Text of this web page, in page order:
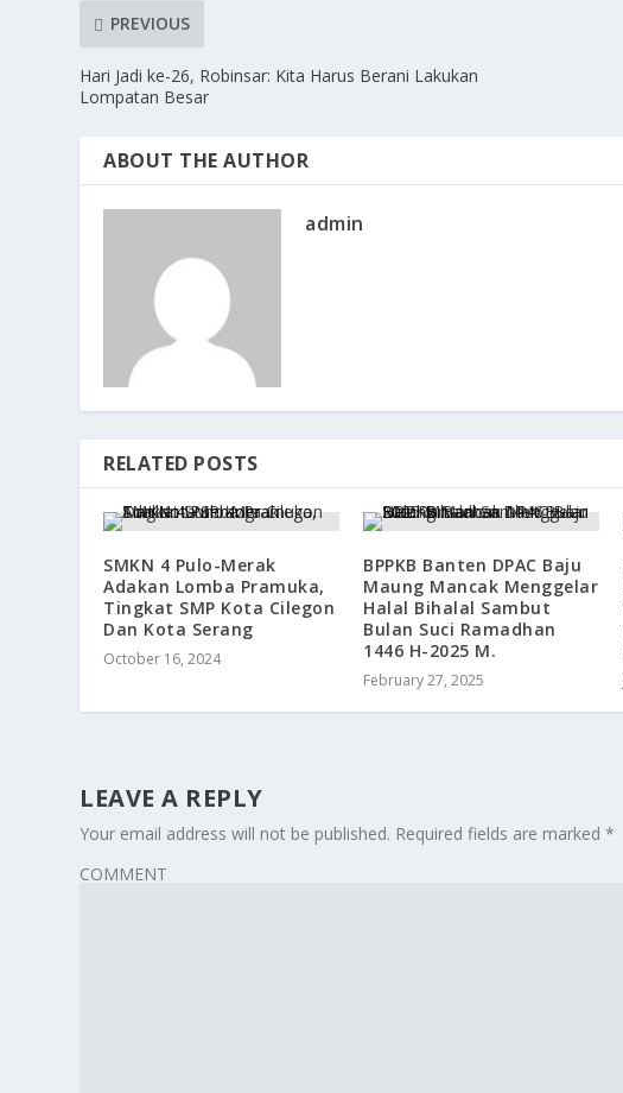
PREVIOUS
Hari Jadi ke-26, Robinsar: Kita Harus Berani Lakukan
Lompatan Besar
ABOUT THE AUTHOR
admin
RELATED POSTS
SMKN 4 Pulo-Merak
Adakan Lomba Pramuka,
Tingkat SMP Kota Cilegon
Dan Kota Serang
October 16, 2024
BPPKB Banten DPAC Baju
Maung Mancak Menggelar
Halal Bihalal Sambut
Bulan Suci Ramadhan
1446 H-2025 M.
February 27, 2025
LEAVE A REPLY
Your email address will not be published. Required fields are marked*
COMMENT